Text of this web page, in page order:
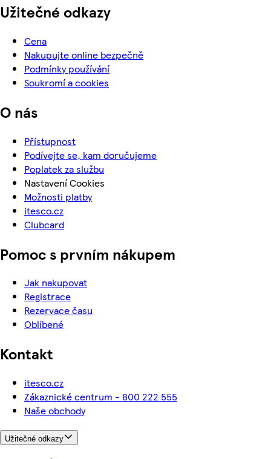
Užitečné odkazy
Cena
Nakupujte online bezpečně
Podmínky používání
Soukromí a cookies
O nás
Přístupnost
Podívejte se, kam doručujeme
Poplatek za službu
Nastavení Cookies
Možnosti platby
itesco.cz
Clubcard
Pomoc s prvním nákupem
Jak nakupovat
Registrace
Rezervace času
Oblíbené
Kontakt
itesco.cz
Zákaznické centrum - 800 222 555
Naše obchody
Užitečné odkazy